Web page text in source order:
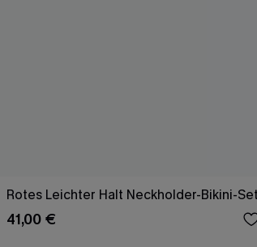
Rotes Leichter Halt Neckholder-Bikini-Set
41,00 €